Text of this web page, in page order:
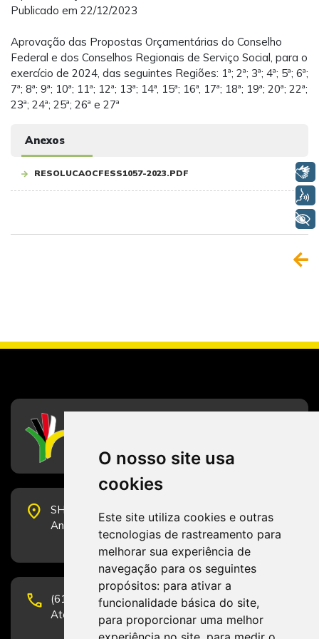
O nosso site usa
cookies
Este site utiliza cookies e outras
tecnologias de rastreamento para
melhorar sua experiência de
navegação para os seguintes
propósitos: para ativar a
funcionalidade básica do site,
para proporcionar uma melhor
Publicado em 22/12/2023
Aprovação das Propostas Orçamentárias do Conselho
Federal e dos Conselhos Regionais de Serviço Social, para o
exercício de 2024, das seguintes Regiões: 1ª; 2ª; 3ª; 4ª; 5ª; 6ª;
7ª; 8ª; 9ª; 10ª; 11ª; 12ª; 13ª; 14ª, 15ª; 16ª, 17ª; 18ª; 19ª; 20ª; 22ª;
23ª; 24ª; 25ª; 26ª e 27ª
Anexos
RESOLUCAOCFESS1057-2023.PDF
place
SHS Quadra 6, Bloco E, Complexo Brasil 21, 20º
Andar, Sala 2001 - CEP 70322-915 - Brasília/DF
phone
(61) 3223-1652 e (61) 98131-3801.
Atendimento por telefone em horário comercial
Voz